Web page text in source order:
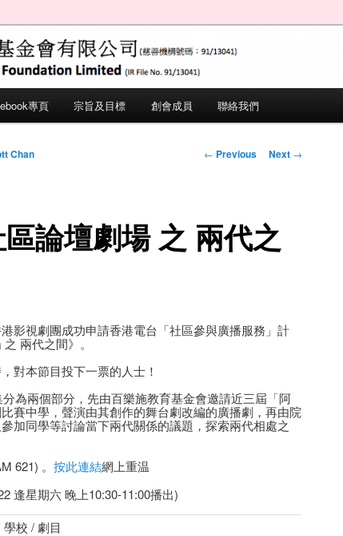
(IR File No.
專頁 宗旨及目標 創會成員 聯絡我們
Post navigation
← Previous Next →
論壇劇場 之 兩代之
Chan
影視劇團成功申請香港電台「社區參與廣播服務」計
兩代之間》。
對本節目投下一票的人士！
為兩個部分，先由百樂施教育基金會邀請近三屆「阿
賽中學，聲演由其創作的舞台劇改編的廣播劇，再由院
加同學等討論當下兩代關係的議題，探索兩代相處之
621) 。按此連結網上重温
逢星期六 晚上10:30-11:00播出)
學校 / 劇目